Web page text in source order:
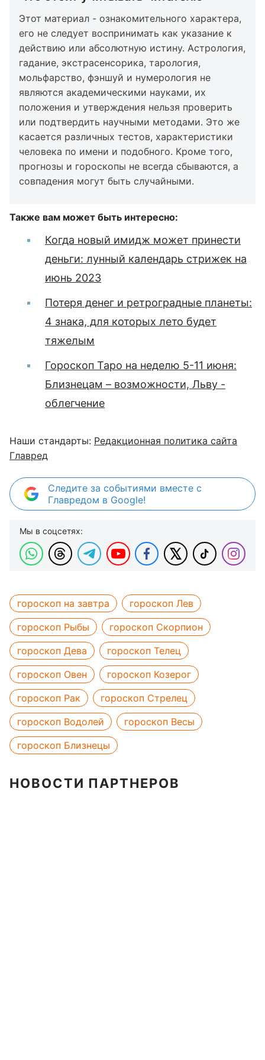
Этот материал - ознакомительного характера,
его не следует воспринимать как указание к
действию или абсолютную истину. Астрология,
гадание, экстрасенсорика, тарология,
мольфарство, фэншуй и нумерология не
являются академическими науками, их
положения и утверждения нельзя проверить
или подтвердить научными методами. Это же
касается различных тестов, характеристики
человека по имени и подобного. Кроме того,
прогнозы и гороскопы не всегда сбываются, а
совпадения могут быть случайными.
Также вам может быть интересно:
Когда новый имидж может принести
деньги: лунный календарь стрижек на
июнь 2023
Потеря денег и ретроградные планеты:
4 знака, для которых лето будет
тяжелым
Гороскоп Таро на неделю 5-11 июня:
Близнецам – возможности, Льву -
облегчение
Наши стандарты: Редакционная политика сайта
Главред
Следите за событиями вместе с
Главредом в Google!
Мы в соцсетях:
гороскоп на завтра
гороскоп Лев
гороскоп Рыбы
гороскоп Скорпион
гороскоп Дева
гороскоп Телец
гороскоп Овен
гороскоп Козерог
гороскоп Рак
гороскоп Стрелец
гороскоп Водолей
гороскоп Весы
гороскоп Близнецы
НОВОСТИ ПАРТНЕРОВ